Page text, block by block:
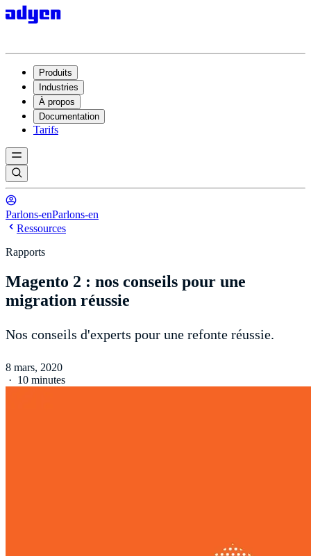
Produits
Industries
À propos
Documentation
Tarifs
Parlons-enParlons-en
Ressources
Rapports
Magento 2 : nos conseils pour une
migration réussie
Nos conseils d'experts pour une refonte réussie.
8 mars, 2020
· 10 minutes